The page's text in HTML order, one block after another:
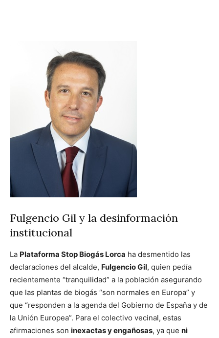
Fulgencio Gil y la desinformación
institucional
La Plataforma Stop Biogás Lorca ha desmentido las
declaraciones del alcalde, Fulgencio Gil, quien pedía
recientemente “tranquilidad” a la población asegurando
que las plantas de biogás “son normales en Europa” y
que “responden a la agenda del Gobierno de España y de
la Unión Europea”. Para el colectivo vecinal, estas
afirmaciones son inexactas y engañosas, ya que ni